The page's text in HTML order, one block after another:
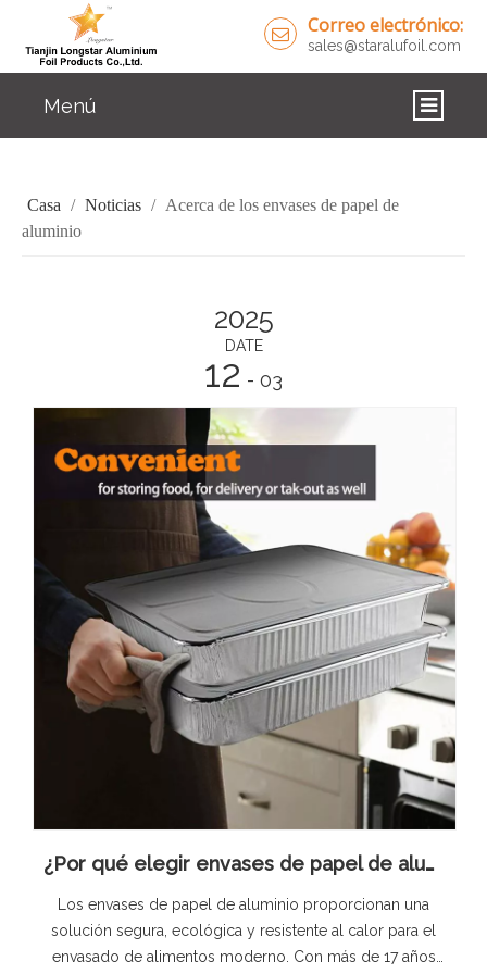
Correo electrónico:
sales@staralufoil.com
Menú
PRODUCTOS
CONTÁCTENOS
Casa / Noticias / Acerca de los envases de papel de
aluminio
2025
DATE
12 - 03
¿Por qué elegir envases de papel de aluminio para el envasado de alimentos?
Los envases de papel de aluminio proporcionan una
solución segura, ecológica y resistente al calor para el
envasado de alimentos moderno. Con más de 17 años